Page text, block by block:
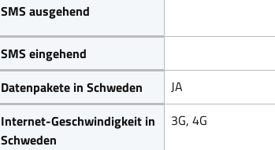
SMS ausgehend
SMS eingehend
Datenpakete in Schweden
JA
Internet-Geschwindigkeit in
Schweden
3G, 4G